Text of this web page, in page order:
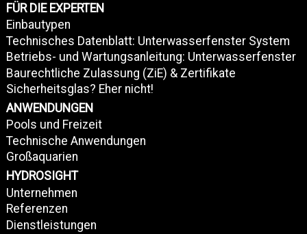
FÜR DIE EXPERTEN
Einbautypen
Technisches Datenblatt: Unterwasserfenster System
Betriebs- und Wartungsanleitung: Unterwasserfenster
Baurechtliche Zulassung (ZiE) & Zertifikate
Sicherheitsglas? Eher nicht!
ANWENDUNGEN
Pools und Freizeit
Technische Anwendungen
Großaquarien
HYDROSIGHT
Unternehmen
Referenzen
Dienstleistungen